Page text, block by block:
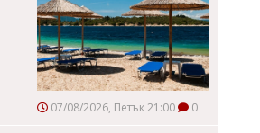
07/08/2026, Петък 21:00 0